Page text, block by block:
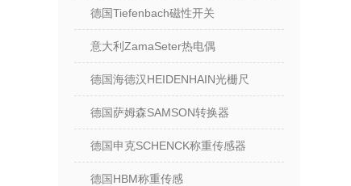
德国Tiefenbach磁性开关
意大利ZamaSeter热电偶
德国海德汉HEIDENHAIN光栅尺
德国萨姆森SAMSON转换器
德国申克SCHENCK称重传感器
德国HBM称重传感